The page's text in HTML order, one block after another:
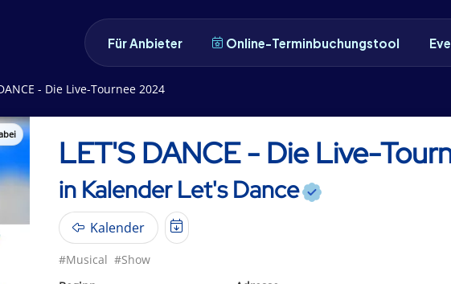
Für Anbieter Online-Terminbuchungstool
- Die Live-Tournee 2024
LET'S DANCE - Die Live-
in Kalender Let's Dance
Kalender
#Musical #Show